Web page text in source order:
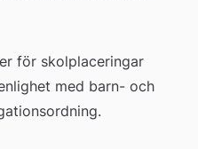
för skolplaceringar
med barn- och